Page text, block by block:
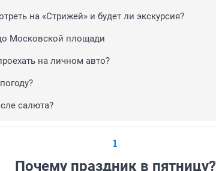
на «Стрижей» и будет ли экскурсия?
Московской площади
на личном авто?
салюта?
1
Почему праздник в пятницу?